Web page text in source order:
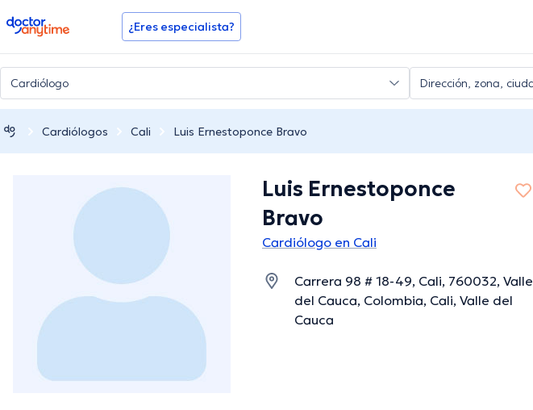
doctoranytime ¿Eres especialista?
Cardiólogos Cali Luis Ernestoponce Bravo
Luis Ernestoponce
Bravo
Cardiólogo en Cali
Carrera 98 # 18-49, Cali, 760032, Valle
del Cauca, Colombia, Cali, Valle del
Cauca